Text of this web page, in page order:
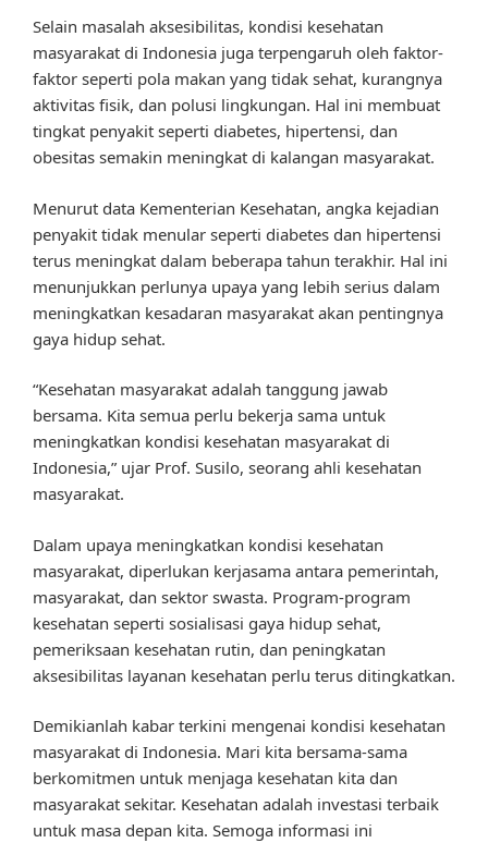
Selain masalah aksesibilitas, kondisi kesehatan
masyarakat di Indonesia juga terpengaruh oleh faktor-
faktor seperti pola makan yang tidak sehat, kurangnya
aktivitas fisik, dan polusi lingkungan. Hal ini membuat
tingkat penyakit seperti diabetes, hipertensi, dan
obesitas semakin meningkat di kalangan masyarakat.
Menurut data Kementerian Kesehatan, angka kejadian
penyakit tidak menular seperti diabetes dan hipertensi
terus meningkat dalam beberapa tahun terakhir. Hal ini
menunjukkan perlunya upaya yang lebih serius dalam
meningkatkan kesadaran masyarakat akan pentingnya
gaya hidup sehat.
“Kesehatan masyarakat adalah tanggung jawab
bersama. Kita semua perlu bekerja sama untuk
meningkatkan kondisi kesehatan masyarakat di
Indonesia,” ujar Prof. Susilo, seorang ahli kesehatan
masyarakat.
Dalam upaya meningkatkan kondisi kesehatan
masyarakat, diperlukan kerjasama antara pemerintah,
masyarakat, dan sektor swasta. Program-program
kesehatan seperti sosialisasi gaya hidup sehat,
pemeriksaan kesehatan rutin, dan peningkatan
aksesibilitas layanan kesehatan perlu terus ditingkatkan.
Demikianlah kabar terkini mengenai kondisi kesehatan
masyarakat di Indonesia. Mari kita bersama-sama
berkomitmen untuk menjaga kesehatan kita dan
masyarakat sekitar. Kesehatan adalah investasi terbaik
untuk masa depan kita. Semoga informasi ini